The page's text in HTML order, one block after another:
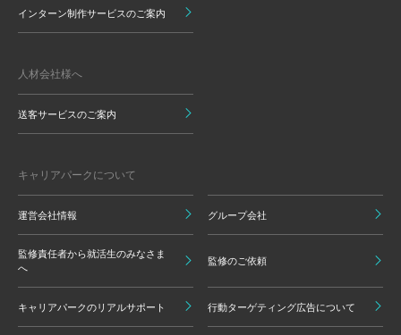
インターン制作サービスのご案内
人材会社様へ
送客サービスのご案内
キャリアパークについて
運営会社情報 グループ会社
監修責任者から就活生のみなさま
へ
監修のご依頼
キャリアパークのリアルサポート 行動ターゲティング広告について